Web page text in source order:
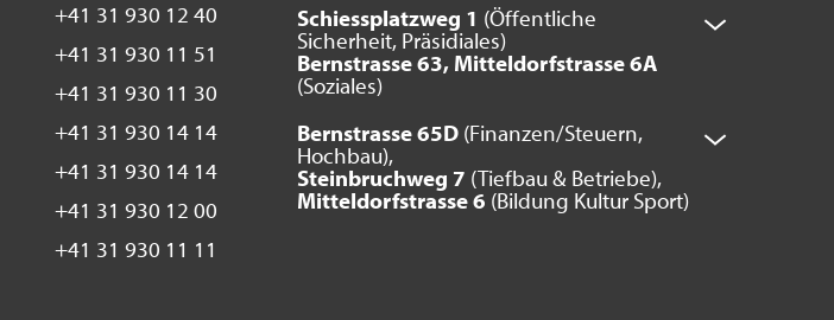
+41 31 930 12 40
+41 31 930 11 51
+41 31 930 11 30
+41 31 930 14 14
+41 31 930 14 14
+41 31 930 12 00
+41 31 930 11 11
Schiessplatzweg 1 (Öffentliche
Sicherheit, Präsidiales)
Bernstrasse 63, Mitteldorfstrasse 6A
(Soziales)
Bernstrasse 65D(Finanzen/Steuern,
Hochbau),
Steinbruchweg 7 (Tiefbau & Betriebe),
Mitteldorfstrasse 6 (Bildung Kultur Sport)